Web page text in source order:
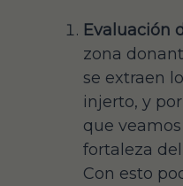
Evaluación
zona
se extraen
injerto, y
que
fortaleza
Con esto